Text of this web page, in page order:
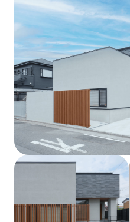
モデルハウス
お客様の声
家づくりの流れ
土地をお探しの方
会社概要
採用情報
各種お問い合わせ